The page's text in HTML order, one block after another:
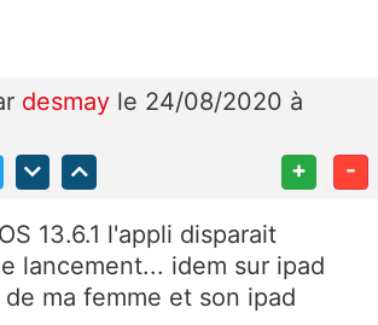
desmay le 24/08/2020 à
+ -
13.6.1 l'appli disparait
lancement... idem sur ipad
ma femme et son ipad